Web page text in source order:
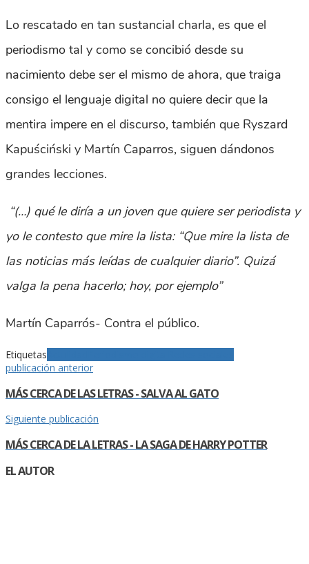
Lo rescatado en tan sustancial charla, es que el
periodismo tal y como se concibió desde su
nacimiento debe ser el mismo de ahora, que traiga
consigo el lenguaje digital no quiere decir que la
mentira impere en el discurso, también que Ryszard
Kapuściński y Martín Caparros, siguen dándonos
grandes lecciones.
“(…) qué le diría a un joven que quiere ser periodista y
yo le contesto que mire la lista: “Que mire la lista de
las noticias más leídas de cualquier diario”. Quizá
valga la pena hacerlo; hoy, por ejemplo”
Martín Caparrós- Contra el público.
Etiquetas
publicación anterior
MÁS CERCA DE LAS LETRAS - SALVA AL GATO
Siguiente publicación
MÁS CERCA DE LA LETRAS - LA SAGA DE HARRY POTTER
EL AUTOR